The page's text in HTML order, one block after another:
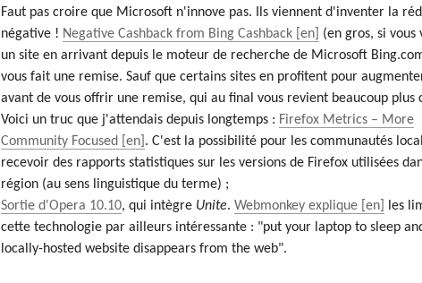
Faut pas croire que Microsoft n'innove pas. Ils viennent d'inventer la
négative ! Negative Cashback from Bing Cashback
(en gros, si vous
un site en arrivant depuis le moteur de recherche de Microsoft
vous fait une remise. Sauf que certains sites en profitent pour
avant de vous offrir une remise, qui au final vous revient beaucoup plus
Voici un truc que j'attendais depuis longtemps : Firefox Metrics – More
Community Focused
. C'est la possibilité pour les communautés
recevoir des rapports statistiques sur les versions de Firefox utilisées
région (au sens linguistique du terme) ;
Sortie d'Opera 10.10, qui intègre Unite.Webmonkey explique
les
cette technologie par ailleurs intéressante : "put your laptop to sleep
locally-hosted website disappears from the web".